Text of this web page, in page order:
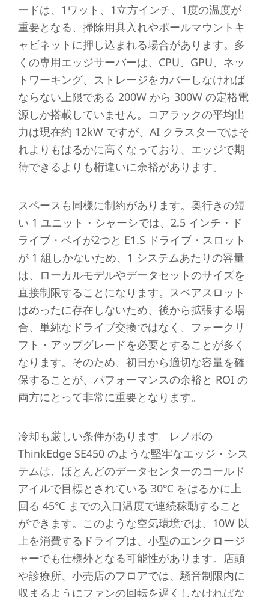
ードは、1ワット、1立方インチ、1度の温度が
重要となる、掃除用具入れやポールマウントキ
ャビネットに押し込まれる場合があります。多
くの専用エッジサーバーは、CPU、GPU、ネッ
トワーキング、ストレージをカバーしなければ
ならない上限である 200W から 300W の定格電
源しか搭載していません。コアラックの平均出
力は現在約 12kW ですが、AI クラスターではそ
れよりもはるかに高くなっており、エッジで期
待できるよりも桁違いに余裕があります。
スペースも同様に制約があります。奥行きの短
い 1 ユニット・シャーシでは、2.5 インチ・ド
ライブ・ベイが2つと E1.S ドライブ・スロット
が 1 組しかないため、1 システムあたりの容量
は、ローカルモデルやデータセットのサイズを
直接制限することになります。スペアスロット
はめったに存在しないため、後から拡張する場
合、単純なドライブ交換ではなく、フォークリ
フト・アップグレードを必要とすることが多く
なります。そのため、初日から適切な容量を確
保することが、パフォーマンスの余裕と ROI の
両方にとって非常に重要となります。
冷却も厳しい条件があります。レノボの
ThinkEdge SE450 のような堅牢なエッジ・シス
テムは、ほとんどのデータセンターのコールド
アイルで目標とされている 30℃ をはるかに上
回る 45℃ までの入口温度で連続稼動すること
ができます。このような空気環境では、10W 以
上を消費するドライブは、小型のエンクロージ
ャーでも仕様外となる可能性があります。店頭
や診療所、小売店のフロアでは、騒音制限内に
収まるようにファンの回転を遅くしなければな